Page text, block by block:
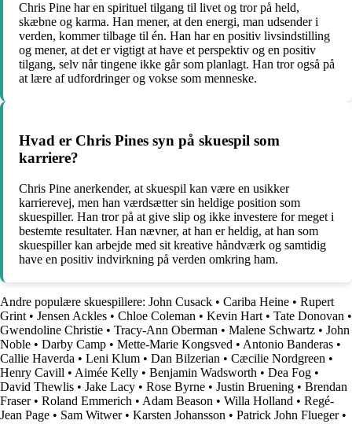
Chris Pine har en spirituel tilgang til livet og tror på held,
skæbne og karma. Han mener, at den energi, man udsender i
verden, kommer tilbage til én. Han har en positiv livsindstilling
og mener, at det er vigtigt at have et perspektiv og en positiv
tilgang, selv når tingene ikke går som planlagt. Han tror også på
at lære af udfordringer og vokse som menneske.
Hvad er Chris Pines syn på skuespil som
karriere?
Chris Pine anerkender, at skuespil kan være en usikker
karrierevej, men han værdsætter sin heldige position som
skuespiller. Han tror på at give slip og ikke investere for meget i
bestemte resultater. Han nævner, at han er heldig, at han som
skuespiller kan arbejde med sit kreative håndværk og samtidig
have en positiv indvirkning på verden omkring ham.
Andre populære skuespillere: John Cusack • Cariba Heine • Rupert
Grint • Jensen Ackles • Chloe Coleman • Kevin Hart • Tate Donovan •
Gwendoline Christie • Tracy-Ann Oberman • Malene Schwartz • John
Noble • Darby Camp • Mette-Marie Kongsved • Antonio Banderas •
Callie Haverda • Leni Klum • Dan Bilzerian • Cæcilie Nordgreen •
Henry Cavill • Aimée Kelly • Benjamin Wadsworth • Dea Fog •
David Thewlis • Jake Lacy • Rose Byrne • Justin Bruening • Brendan
Fraser• Roland Emmerich • Adam Beason • Willa Holland • Regé-
Jean Page • Sam Witwer• Karsten Johansson • Patrick John Flueger•